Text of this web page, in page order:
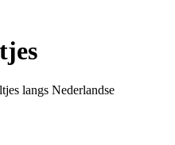
langs Nederlandse